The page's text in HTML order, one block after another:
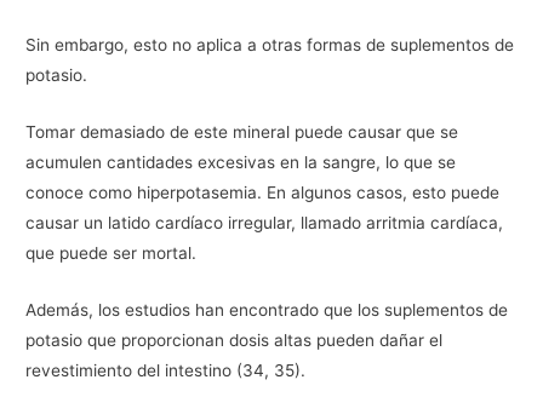
Sin embargo, esto no aplica a otras formas de suplementos de
potasio.
Tomar demasiado de este mineral puede causar que se
acumulen cantidades excesivas en la sangre, lo que se
conoce como hiperpotasemia. En algunos casos, esto puede
causar un latido cardíaco irregular, llamado arritmia cardíaca,
que puede ser mortal.
Además, los estudios han encontrado que los suplementos de
potasio que proporcionan dosis altas pueden dañar el
revestimiento del intestino (34, 35).